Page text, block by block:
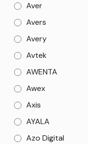
Aver
Avers
Avery
Avtek
AWENTA
Awex
Axis
AYALA
Azo Digital